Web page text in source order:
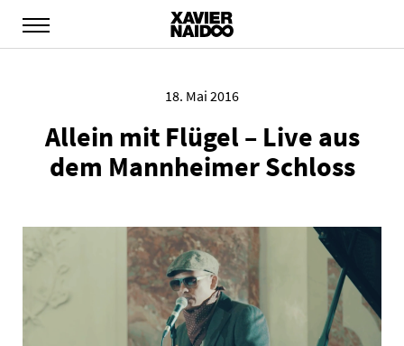
18. Mai 2016
Allein mit Flügel – Live aus
dem Mannheimer Schloss